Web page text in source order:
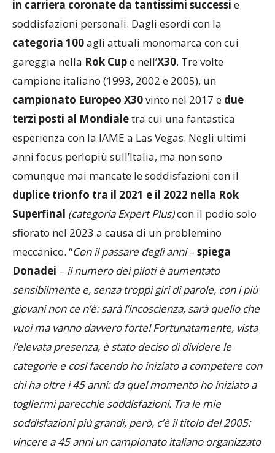
praticamente impossibile rivivere le oltre 500 gare
in carriera coronate da tantissimi successi
soddisfazioni personali. Dagli esordi con la
categoria 100 agli attuali monomarca con cui
gareggia nellaRok Cupe nell’X30. Tre volte
campione italiano (1993, 2002 e 2005), un
campionato Europeo X30vinto nel 2017 edue
terzi posti al Mondialetra cui una fantastica
esperienza con la IAME a Las Vegas. Negli ultimi
anni focus perlopiù sull’Italia, ma non sono
comunque mai mancate le soddisfazioni con il
duplice trionfo tra il 2021 e il 2022 nella Rok
Superfinal (categoria Expert Plus)con il podio solo
sfiorato nel 2023 a causa di un problemino
meccanico. “Con il passare degli anni–spiega
Donadei–il numero dei piloti è aumentato
sensibilmente e, senza troppi giri di parole, con i più
giovani non ce n’è: sarà l’incoscienza, sarà quello che
vuoi ma vanno davvero forte! Fortunatamente, vista
l’elevata presenza, è stato deciso di dividere le
categorie e così facendo ho iniziato a competere con
chi ha oltre i 45 anni: da quel momento ho iniziato a
togliermi parecchie soddisfazioni. Tra le mie
soddisfazioni più grandi, però, c’è il titolo del 2005: